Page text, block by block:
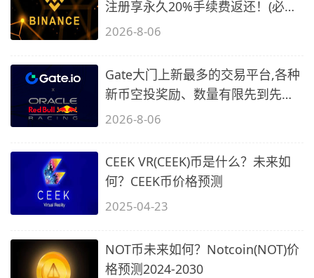
注册享永久20%手续费返还！(必备
2)
2026-8-06
Gate大门上新最多的交易平台,各种
新币空投奖励、数量有限先到先
得…
2026-8-06
CEEK VR(CEEK)币是什么？未来如
何？CEEK币价格预测
2025-04-23
NOT币未来如何？Notcoin(NOT)价
格预测2024-2030